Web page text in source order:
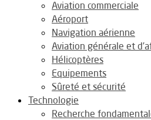
Aviation commerciale
Aéroport
Navigation aérienne
Aviation générale et
Hélicoptères
Equipements
Sûreté et sécurité
Technologie
Recherche